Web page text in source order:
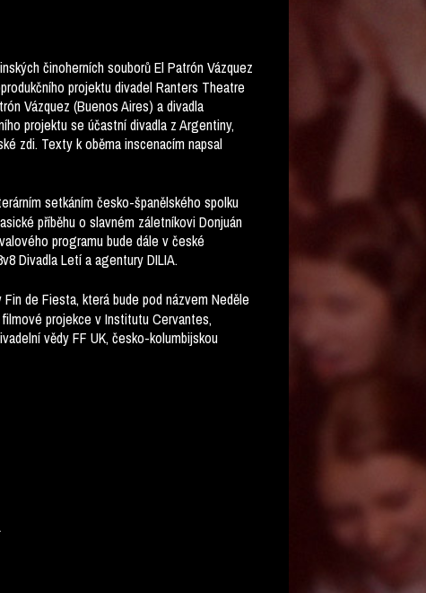
činoherních souborů El Patrón Vázquez
projektu divadel Ranters Theatre
Vázquez (Buenos Aires) a divadla
projektu se účastní divadla z Argentiny,
zdi. Texty k oběma inscenacím napsal
setkáním česko-španělského spolku
příběhu o slavném záletníkovi Donjuán
programu bude dále v české
Divadla Letí a agentury DILIA.
de Fiesta, která bude pod názvem Neděle
projekce v Institutu Cervantes,
vědy FF UK, česko-kolumbijskou